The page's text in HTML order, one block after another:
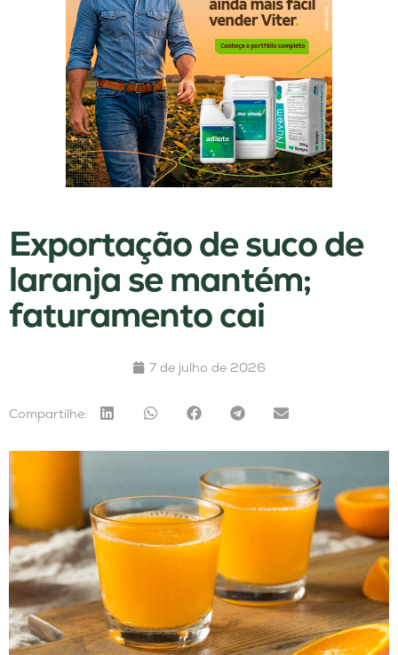
Exportação de suco de
laranja se mantém;
faturamento cai
7 de julho de 2026
Compartilhe: